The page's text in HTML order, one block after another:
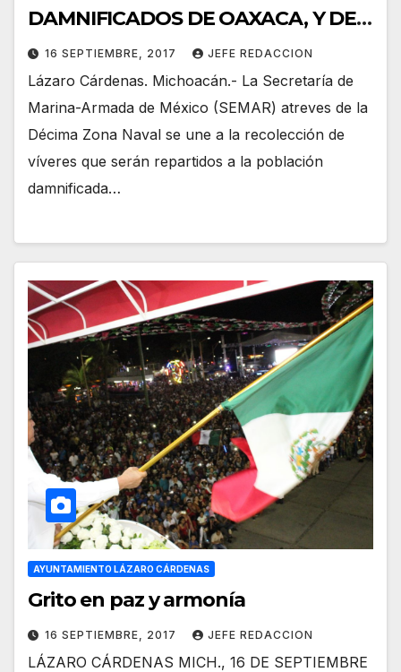
DAMNIFICADOS DE OAXACA, Y DE
CHIAPAS.
16 SEPTIEMBRE, 2017 JEFE REDACCION
Lázaro Cárdenas. Michoacán.- La Secretaría de
Marina-Armada de México (SEMAR) atreves de la
Décima Zona Naval se une a la recolección de
víveres que serán repartidos a la población
damnificada…
AYUNTAMIENTO LÁZARO CÁRDENAS
Grito en paz y armonía
16 SEPTIEMBRE, 2017 JEFE REDACCION
LÁZARO CÁRDENAS MICH., 16 DE SEPTIEMBRE